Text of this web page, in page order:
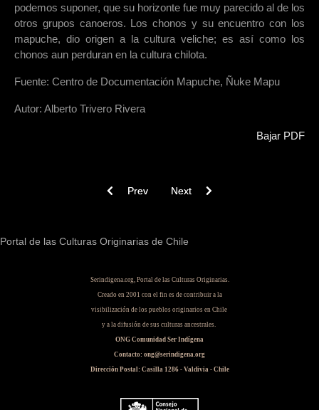
podemos suponer, que su horizonte fue muy parecido al de los
otros grupos canoeros. Los chonos y su encuentro con los
mapuche, dio origen a la cultura veliche; es así como los
chonos aun perduran en la cultura chilota.
Fuente: Centro de Documentación Mapuche, Ñuke Mapu
Autor: Alberto Trivero Rivera
Bajar PDF
Previous article: Los chonos : itinerario y
Prev Next article: Aau, el secreto de
Next
Portal de las Culturas Originarias de Chile
Serindigena.org, Portal de las Culturas Originarias.
Creado en 2001 con el fin es de contribuir a la
visibilización de los pueblos originarios en Chile
y a la difusión de sus culturas ancestrales.
ONG Comunidad Ser Indígena
Contacto: ong@serindigena.org
Dirección Postal: Casilla 1286 - Valdivia - Chile